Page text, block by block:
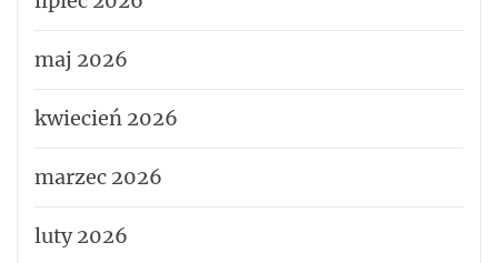
maj 2026
kwiecień 2026
marzec 2026
luty 2026